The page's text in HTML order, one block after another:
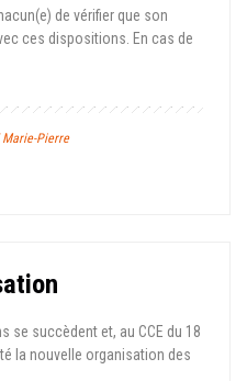
de vérifier que son
ces dispositions. En cas de
Marie-Pierre
se succèdent et, au CCE du 18
la nouvelle organisation des